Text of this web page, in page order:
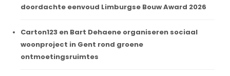
doordachte eenvoud Limburgse Bouw Award 2026
Carton123 en Bart Dehaene organiseren sociaal
woonproject in Gent rond groene
ontmoetingsruimtes